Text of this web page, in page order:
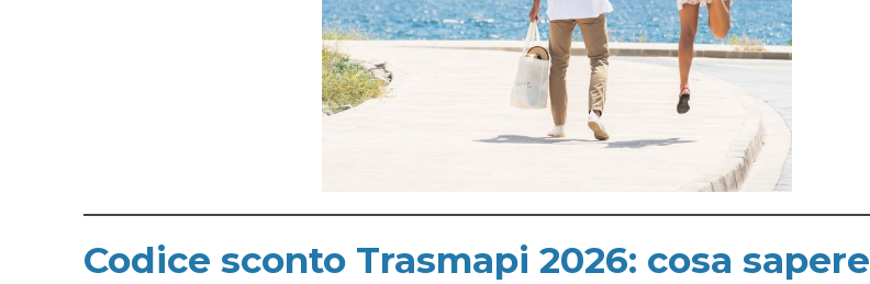
Codice sconto Trasmapi 2026: cosa sapere